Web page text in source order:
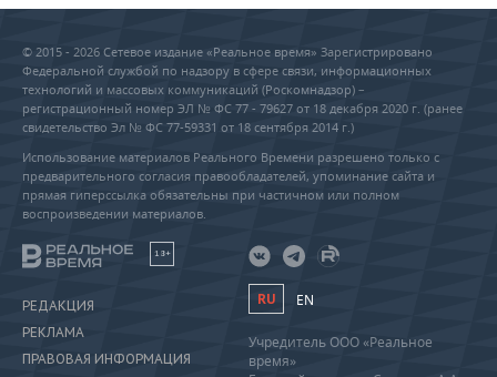
© 2015 - 2026 Сетевое издание «Реальное время» Зарегистрировано
Федеральной службой по надзору в сфере связи, информационных
технологий и массовых коммуникаций (Роскомнадзор) –
регистрационный номер ЭЛ № ФС 77 - 79627 от 18 декабря 2020 г. (ранее
свидетельство Эл № ФС 77-59331 от 18 сентября 2014 г.)
Использование материалов Реального Времени разрешено только с
предварительного согласия правообладателей, упоминание сайта и
прямая гиперссылка обязательны при частичном или полном
воспроизведении материалов.
18+
РЕДАКЦИЯ
РЕКЛАМА
ПРАВОВАЯ ИНФОРМАЦИЯ
RU EN
Учредитель ООО «Реальное
время»